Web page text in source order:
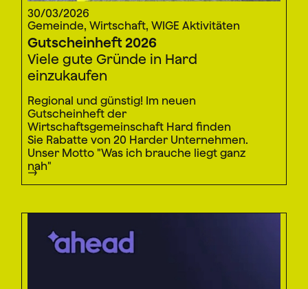
30/03/2026
Gemeinde, Wirtschaft, WIGE Aktivitäten
Gutscheinheft 2026
Viele gute Gründe in Hard
einzukaufen
Regional und günstig! Im neuen
Gutscheinheft der
Wirtschaftsgemeinschaft Hard finden
Sie Rabatte von 20 Harder Unternehmen.
Unser Motto "Was ich brauche liegt ganz
nah"